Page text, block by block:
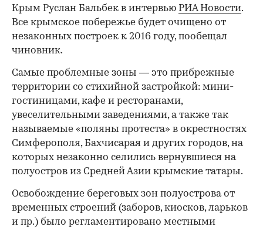
Крым Руслан Бальбек в интервью РИА Новости.
Все крымское побережье будет очищено от
незаконных построек к 2016 году, пообещал
чиновник.
Самые проблемные зоны — это прибрежные
территории со стихийной застройкой: мини-
гостиницами, кафе и ресторанами,
увеселительными заведениями, а также так
называемые «поляны протеста» в окрестностях
Симферополя, Бахчисарая и других городов, на
которых незаконно селились вернувшиеся на
полуостров из Средней Азии крымские татары.
Освобождение береговых зон полуострова от
временных строений (заборов, киосков, ларьков
и пр.) было регламентировано местными